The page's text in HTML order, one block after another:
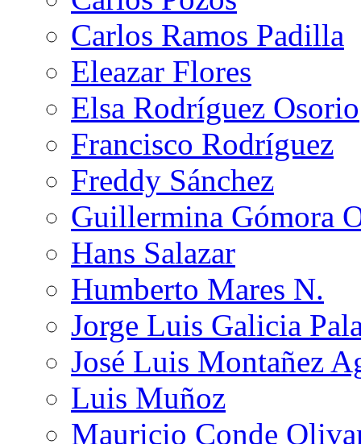
Carlos Ramos Padilla
Eleazar Flores
Elsa Rodríguez Osorio
Francisco Rodríguez
Freddy Sánchez
Guillermina Gómora
Hans Salazar
Humberto Mares N.
Jorge Luis Galicia
José Luis Montañez
Luis Muñoz
Mauricio Conde